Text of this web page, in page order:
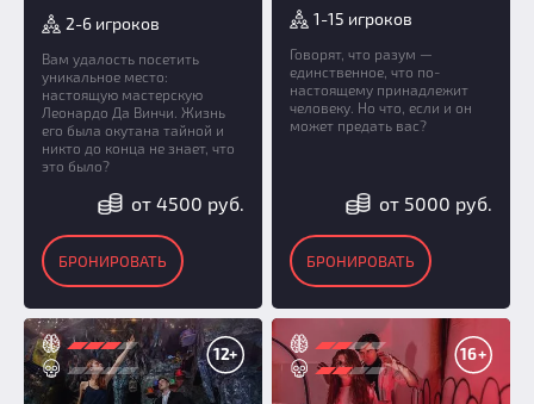
2-6 игроков
Вам удалость посетить
уникальное место:
настоящую мастерскую
Леонардо Да Винчи. Жизнь
его была окутана тайной и
никто до конца не знает, что
это было?
от 4500 руб.
БРОНИРОВАТЬ
1-15 игроков
Говорят, что разум —
единственное, что по-
настоящему принадлежит
человеку. Но что, если и он
может предать вас?
от 5000 руб.
БРОНИРОВАТЬ
12+ 16+